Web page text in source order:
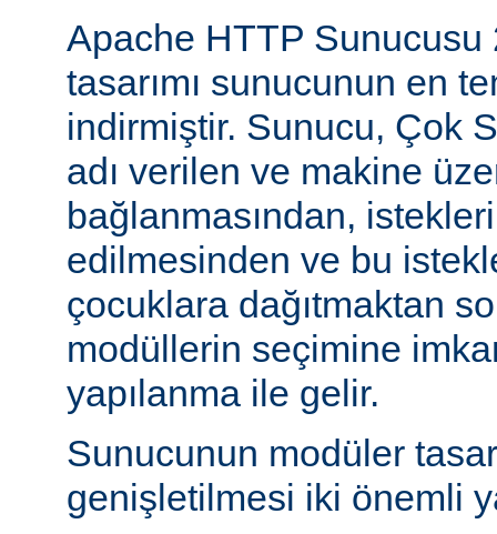
Apache HTTP Sunucusu
tasarımı sunucunun en
indirmiştir. Sunucu, Çok
adı verilen ve makine
bağlanmasından,
edilmesinden ve bu
çocuklara dağıtmaktan
modüllerin seçimine
yapılanma ile gelir.
Sunucunun modüler
genişletilmesi iki önemli